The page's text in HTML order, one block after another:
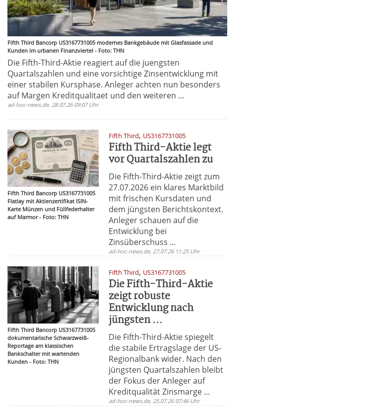
Fifth Third Bancorp US3167731005 modernes Bankgebäude mit Glasfassade und
Kunden im urbanen Finanzviertel - Foto: THN
Die Fifth-Third-Aktie reagiert auf die juengsten
Quartalszahlen und eine vorsichtige Zinsentwicklung mit
einer stabilen Kursphase. Anleger achten nun besonders
auf Margen Kreditqualitaet und den weiteren ...
ad-hoc-news.de, 28.07.26 09:07 Uhr
Fifth Third Bancorp US3167731005
Flatlay mit Aktienzertifikat ISIN-
Karte Münzen und Füllfederhalter
auf Marmor - Foto: THN
Fifth Third, US3167731005
Fifth Third-Aktie legt
vor Quartalszahlen zu
Die Fifth-Third-Aktie zeigt zum
27.07.2026 ein klares Marktbild
mit frischen Kursdaten und
dem jüngsten Berichtskontext.
Anleger schauen auf die
Entwicklung bei
Zinsüberschuss ...
ad-hoc-news.de, 27.07.26 11:25 Uhr
Fifth Third Bancorp US3167731005
dokumentarische Schwarzweiß-
Reportage am klassischen
Bankschalter mit wartenden
Kunden - Foto: THN
Fifth Third, US3167731005
Die Fifth-Third-Aktie
zeigt robuste
Entwicklung nach
jüngsten ...
Die Fifth-Third-Aktie spiegelt
die stabile Ertragslage der US-
Regionalbank wider. Nach den
jüngsten Quartalszahlen bleibt
der Fokus der Anleger auf
Kreditqualität Zinsmarge ...
ad-hoc-news.de, 25.07.26 07:46 Uhr